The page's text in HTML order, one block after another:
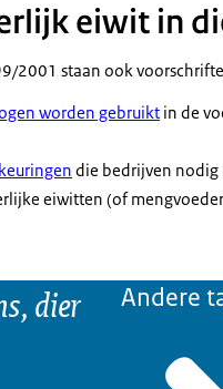
eiwit in
2001 staan ook
worden gebruikt in de
die bedrijven nodig
eiwitten (of
dier
Andere